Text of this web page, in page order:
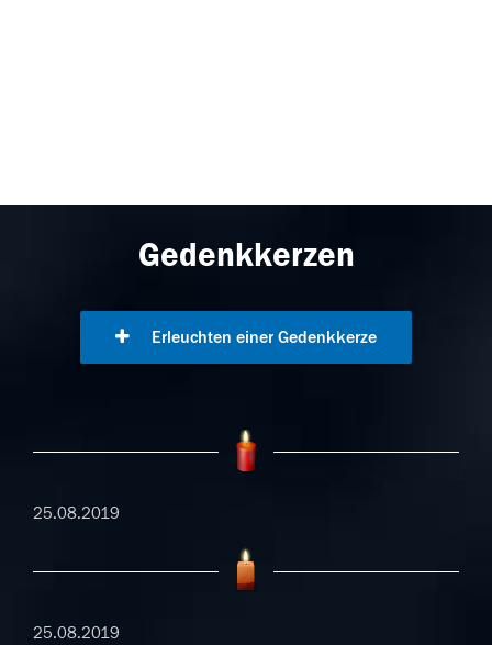
Gedenkkerzen
Erleuchten einer Gedenkkerze
25.08.2019
25.08.2019